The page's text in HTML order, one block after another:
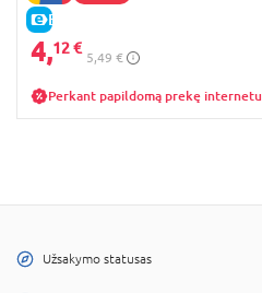
E-KAINA
4,12 €
5,49 €
Perkant papildomą prekę internetu
Užsakymo statusas